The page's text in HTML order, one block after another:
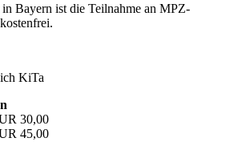
Bayern ist die Teilnahme an MPZ-
KiTa
30,00
45,00